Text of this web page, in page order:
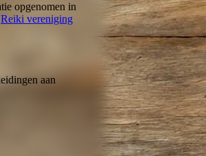
opgenomen in
Reiki vereniging
aan